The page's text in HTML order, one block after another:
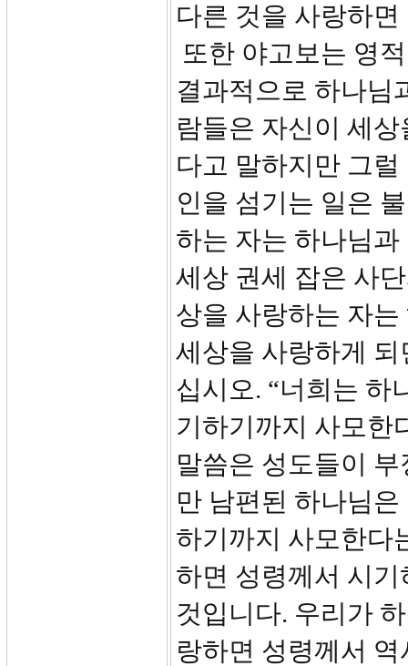
다른 것을 사랑하
또한 야고보는 영
결과적으로 하나님
람들은 자신이 세
다고 말하지만 그
인을 섬기는 일은
하는 자는 하나님
세상 권세 잡은 사
상을 사랑하는 자
세상을 사랑하게
십시오. “너희는 하
기하기까지 사모한
말씀은 성도들이
만 남편된 하나님
하기까지 사모한다
하면 성령께서 시
것입니다. 우리가
랑하면 성령께서